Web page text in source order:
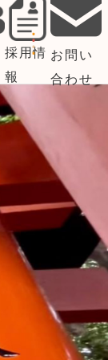
採用情
報
お問い
合わせ